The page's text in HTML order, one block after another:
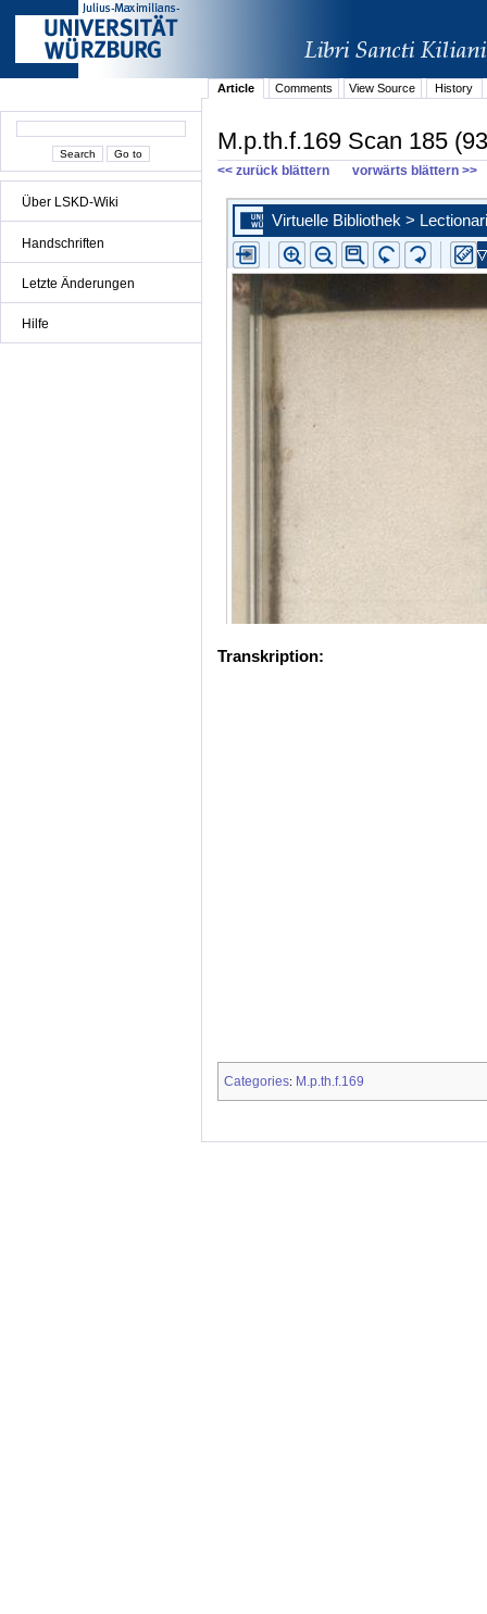
Über LSKD-Wiki
Handschriften
Letzte Änderungen
Hilfe
Article Comments View Source History
M.p.th.f.169 Scan 185
<< zurück blättern vorwärts blättern >>
Transkription:
Categories: M.p.th.f.169